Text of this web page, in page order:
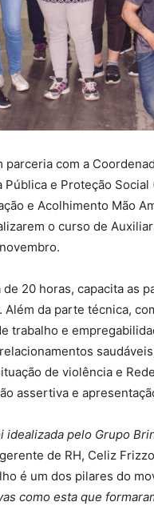
com a
e Proteção
e Acolhimento Mão
o curso de
20 horas, capacita as
da parte técnica,
trabalho e
de violência e
assertiva e
idealizada pelo Grupo
de RH, Celiz
é um dos pilares do
como esta que